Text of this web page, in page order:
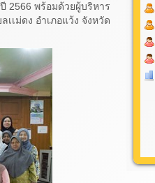
2566 พร้อมด้วยผู้บริหาร
เม่ดง อำเภอแว้ง จังหวัด